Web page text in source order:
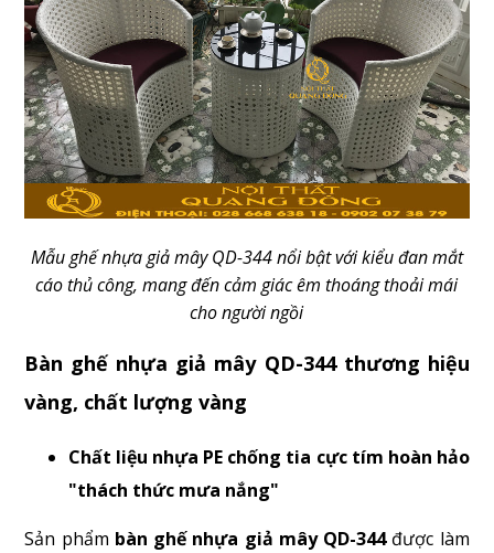
Mẫu ghế nhựa giả mây QD-344 nổi bật với kiểu đan mắt
cáo thủ công, mang đến cảm giác êm thoáng thoải mái
cho người ngồi
Bàn ghế nhựa giả mây QD-344 thương hiệu
vàng, chất lượng vàng
Chất liệu nhựa PE chống tia cực tím hoàn hảo
"thách thức mưa nắng"
Sản phẩm bàn ghế nhựa giả mây QD-344được làm